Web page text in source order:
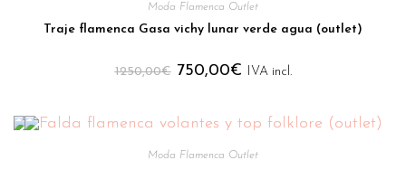
Moda Flamenca Outlet
Traje flamenca Gasa vichy lunar verde agua (outlet)
1250,00€ 750,00€ IVA incl.
Moda Flamenca Outlet